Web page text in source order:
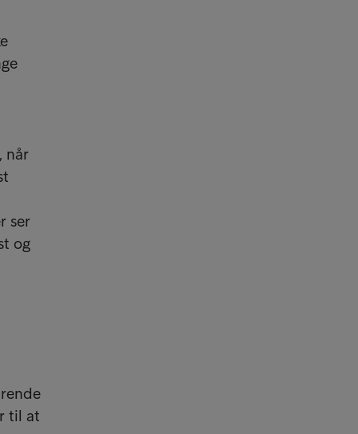
når
ser
og
til at